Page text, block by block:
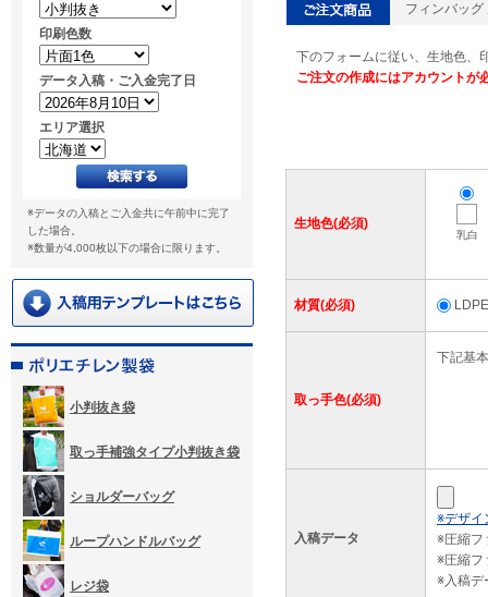
印刷色数
データ入稿・ご入金完了日
エリア選択
※データの入稿とご入金共に午前中に完了
した場合。
※数量が4,000枚以下の場合に限ります。
小判抜き袋
取っ手補強タイプ小判抜き袋
ショルダーバッグ
ループハンドルバッグ
レジ袋
フィンバッ
下のフォームに従い、生地色、
ご注文の作成にはアカウントが
生地色(必須)
乳白
材質(必須)
取っ手色(必須)
下記基
入稿データ
※デザイ
※圧縮フ
※圧縮フ
※入稿デ